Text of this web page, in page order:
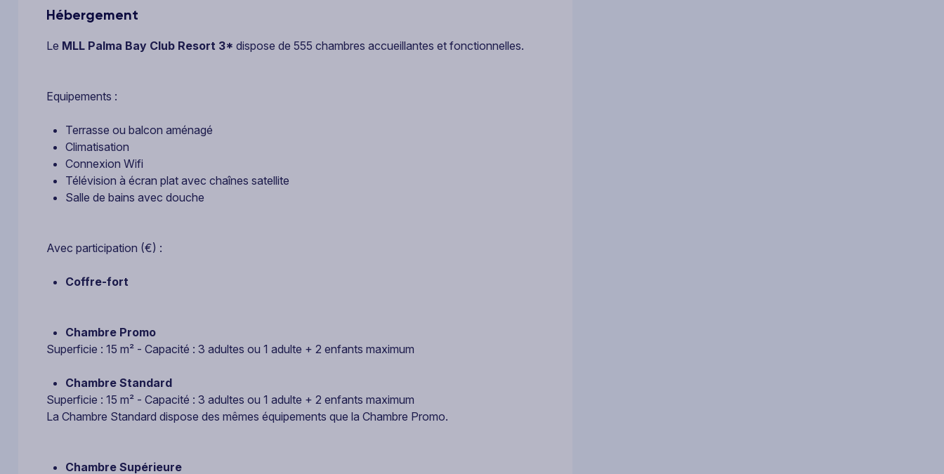
Hébergement
Le MLL Palma Bay Club Resort 3* dispose de 555 chambres accueillantes et fonctionnelles.
Equipements :
Terrasse ou balcon aménagé
Climatisation
Connexion Wifi
Télévision à écran plat avec chaînes satellite
Salle de bains avec douche
Avec participation (€) :
Coffre-fort
Chambre Promo
Superficie : 15 m² - Capacité : 3 adultes ou 1 adulte + 2 enfants maximum
Chambre Standard
Superficie : 15 m² - Capacité : 3 adultes ou 1 adulte + 2 enfants maximum
La Chambre Standard dispose des mêmes équipements que la Chambre Promo.
Chambre Supérieure